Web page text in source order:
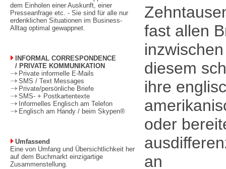
dem Einholen einer Auskunft, einer
Presseanfrage etc. - Sie sind für alle nur
erdenklichen Situationen im Business-
Alltag optimal gewappnet.
INFORMAL CORRESPONDENCE
/ PRIVATE KOMMUNIKATION
Private informelle E-Mails
SMS / Text Messages
Private/persönliche Briefe
SMS- + Postkartentexte
Informelles Englisch am Telefon
Englisch am Handy / beim Skypen®
Umfassend
Eine von Umfang und Übersichtlichkeit her
auf dem Buchmarkt einzigartige
Zusammenstellung.
fast allen
diesem
ihre
oder
an